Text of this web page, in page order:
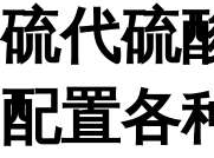
硫代硫
配置各